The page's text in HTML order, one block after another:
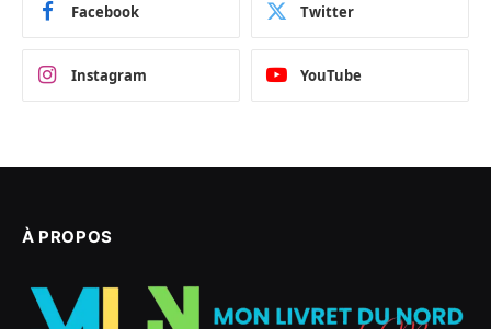
Facebook Twitter
Instagram YouTube
À PROPOS